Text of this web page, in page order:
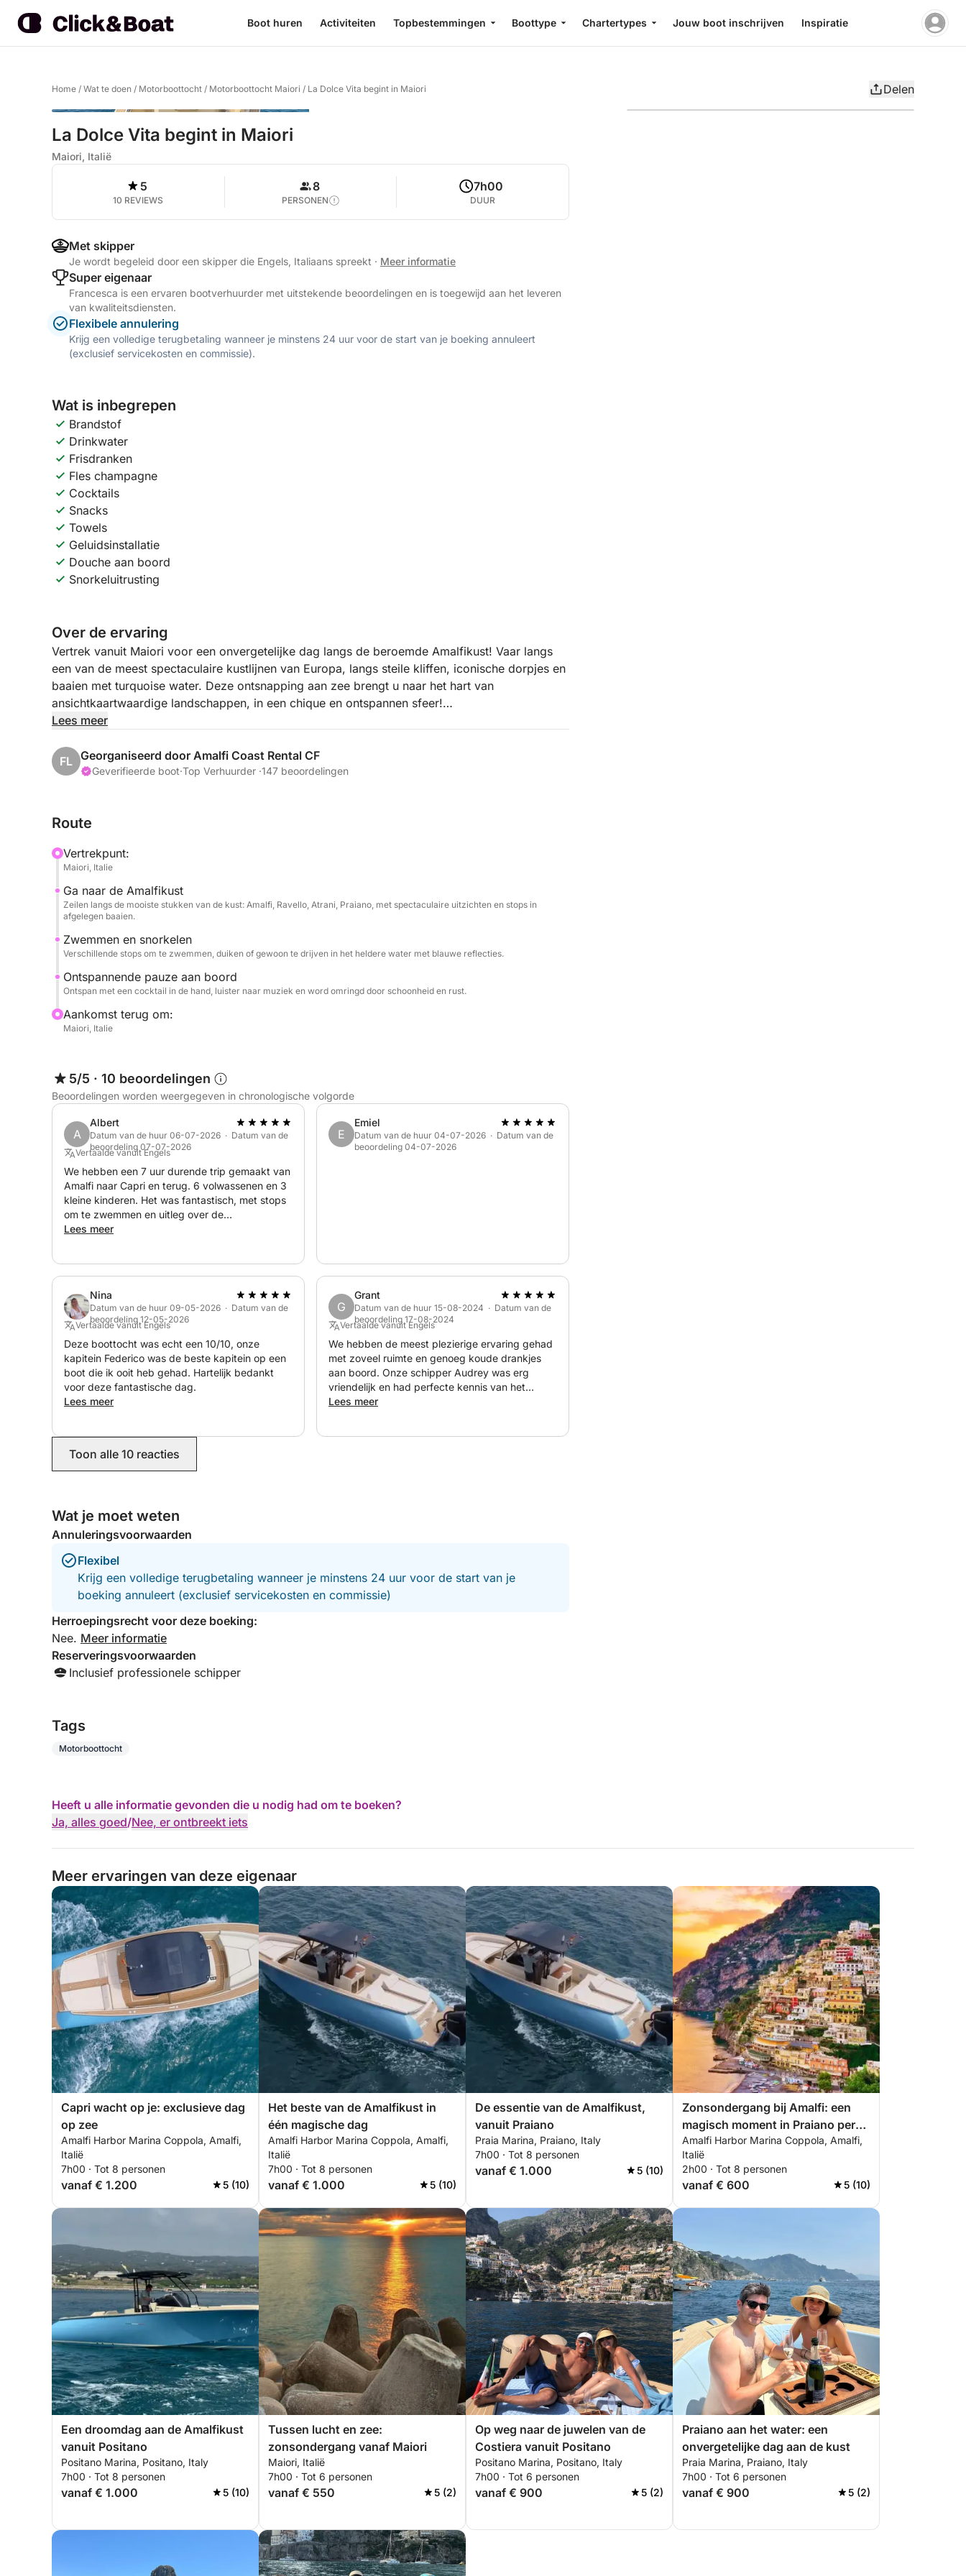
Boot huren Activiteiten Topbestemmingen Boottype Chartertypes Jouw boot inschrijven Inspiratie
Home / Wat te doen / Motorboottocht / Motorboottocht Maiori / La Dolce Vita begint in Maiori Delen
La Dolce Vita begint in Maiori
Maiori, Italië
5
10 REVIEWS
8
PERSONEN
7h00
DUUR
Met skipper
Je wordt begeleid door een skipper die Engels, Italiaans spreekt · Meer informatie
Super eigenaar
Francesca is een ervaren bootverhuurder met uitstekende beoordelingen en is toegewijd aan het leveren
van kwaliteitsdiensten.
Flexibele annulering
Krijg een volledige terugbetaling wanneer je minstens 24 uur voor de start van je boeking annuleert
(exclusief servicekosten en commissie).
Wat is inbegrepen
Brandstof
Drinkwater
Frisdranken
Fles champagne
Cocktails
Snacks
Towels
Geluidsinstallatie
Douche aan boord
Snorkeluitrusting
Over de ervaring
Vertrek vanuit Maiori voor een onvergetelijke dag langs de beroemde Amalfikust! Vaar langs
een van de meest spectaculaire kustlijnen van Europa, langs steile kliffen, iconische dorpjes en
baaien met turquoise water. Deze ontsnapping aan zee brengt u naar het hart van
ansichtkaartwaardige landschappen, in een chique en ontspannen sfeer!
het water bereikbaar zijn. U kunt zwemmen op verborgen plekjes, Minori bewonderen, Atrani,
de kleinste stad van Italië qua oppervlakte, Amalfi, de populairste kustplaats, Conca dei Marini,
van uw stoel aan boord. De perfecte ervaring voor wie de kust op een andere manier wil
U kunt lunchen in een restaurant dat direct vanaf zee bereikbaar is, ideaal om even te
ontsnappen aan de chaos van de stadscentra.
(water, frisdrank, champagne, cocktails), lekkere snacks, handdoeken, een douche, een
geluidsinstallatie en snorkeluitrusting. Het enige wat u hoeft te doen is ontspannen, het water in
duiken en genieten van de zon!
Boek nu uw privécruise bij Maiori en laat u betoveren door de magie van de Amalfikust!
Lees meer
FL Georganiseerd door Amalfi Coast Rental CF
Geverifieerde boot·Top Verhuurder ·147 beoordelingen
Route
Vertrekpunt:
Maiori, Italie
Ga naar de Amalfikust
Zeilen langs de mooiste stukken van de kust: Amalfi, Ravello, Atrani, Praiano, met spectaculaire uitzichten en stops in
afgelegen baaien.
Zwemmen en snorkelen
Verschillende stops om te zwemmen, duiken of gewoon te drijven in het heldere water met blauwe reflecties.
Ontspannende pauze aan boord
Ontspan met een cocktail in de hand, luister naar muziek en word omringd door schoonheid en rust.
Aankomst terug om:
Maiori, Italie
5/5 · 10 beoordelingen
Beoordelingen worden weergegeven in chronologische volgorde
A
Albert
Datum van de huur 06-07-2026 · Datum van de
beoordeling 07-07-2026
Vertaalde vanuit Engels
We hebben een 7 uur durende trip gemaakt van
Amalfi naar Capri en terug. 6 volwassenen en 3
kleine kinderen. Het was fantastisch, met stops
om te zwemmen en uitleg over de
bezienswaardigheden. Hartelijk dank aan het
Lees meer
E
Emiel
Datum van de huur 04-07-2026 · Datum van de
beoordeling 04-07-2026
Nina
Datum van de huur 09-05-2026 · Datum van de
beoordeling 12-05-2026
Vertaalde vanuit Engels
Deze boottocht was echt een 10/10, onze
kapitein Federico was de beste kapitein op een
boot die ik ooit heb gehad. Hartelijk bedankt
voor deze fantastische dag.
Lees meer
G
Grant
Datum van de huur 15-08-2024 · Datum van de
beoordeling 17-08-2024
Vertaalde vanuit Engels
We hebben de meest plezierige ervaring gehad
met zoveel ruimte en genoeg koude drankjes
aan boord. Onze schipper Audrey was erg
vriendelijk en had perfecte kennis van het
gebied en sprak vloeiend Engels. Communicatie
Lees meer
Toon alle 10 reacties
Wat je moet weten
Annuleringsvoorwaarden
Flexibel
Krijg een volledige terugbetaling wanneer je minstens 24 uur voor de start van je
boeking annuleert (exclusief servicekosten en commissie)
Herroepingsrecht voor deze boeking:
Nee. Meer informatie
Reserveringsvoorwaarden
Inclusief professionele schipper
Tags
Motorboottocht
Heeft u alle informatie gevonden die u nodig had om te boeken?
Ja, alles goed/Nee, er ontbreekt iets
Meer ervaringen van deze eigenaar
Capri wacht op je: exclusieve dag
op zee
Amalfi Harbor Marina Coppola, Amalfi,
Italië
7h00 · Tot 8 personen
vanaf € 1.200 5 (10)
Het beste van de Amalfikust in
één magische dag
Amalfi Harbor Marina Coppola, Amalfi,
Italië
7h00 · Tot 8 personen
vanaf € 1.000 5 (10)
De essentie van de Amalfikust,
vanuit Praiano
Praia Marina, Praiano, Italy
7h00 · Tot 8 personen
vanaf € 1.000 5 (10)
Zonsondergang bij Amalfi: een
magisch moment in Praiano per
privéboot
Amalfi Harbor Marina Coppola, Amalfi,
Italië
2h00 · Tot 8 personen
vanaf € 600 5 (10)
Een droomdag aan de Amalfikust
vanuit Positano
Positano Marina, Positano, Italy
7h00 · Tot 8 personen
vanaf € 1.000 5 (10)
Tussen lucht en zee:
zonsondergang vanaf Maiori
Maiori, Italië
7h00 · Tot 6 personen
vanaf € 550 5 (2)
Op weg naar de juwelen van de
Costiera vanuit Positano
Positano Marina, Positano, Italy
7h00 · Tot 6 personen
vanaf € 900 5 (2)
Praiano aan het water: een
onvergetelijke dag aan de kust
Praia Marina, Praiano, Italy
7h00 · Tot 6 personen
vanaf € 900 5 (2)